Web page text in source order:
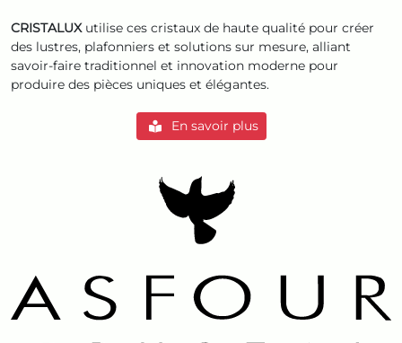
CRISTALUX utilise ces cristaux de haute qualité pour créer
des lustres, plafonniers et solutions sur mesure, alliant
savoir-faire traditionnel et innovation moderne pour
produire des pièces uniques et élégantes.
En savoir plus